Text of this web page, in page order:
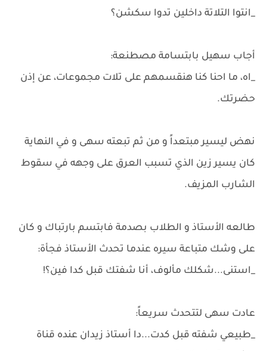
_انتوا التلاتة داخلين تدوا سكشن؟
أجاب سهيل بابتسامة مصطنعة:
_اه، ما احنا كنا هنقسمهم على تلات مجموعات، عن إذن
حضرتك.
نهض ليسير مبتعداً و من ثم تبعته سهى و في النهاية
كان يسير زين الذي تسبب العرق على وجهه في سقوط
الشارب المزيف.
طالعه الأستاذ و الطلاب بصدمة فابتسم بارتباك و كان
على وشك متباعة سيره عندما تحدث الأستاذ فجأة:
_استنى...شكلك مألوف، أنا شفتك قبل كدا فين؟!
عادت سهى لتتحدث سريعاً:
_طبيعي شفته قبل كدت...دا أستاذ زيدان عنده قناة